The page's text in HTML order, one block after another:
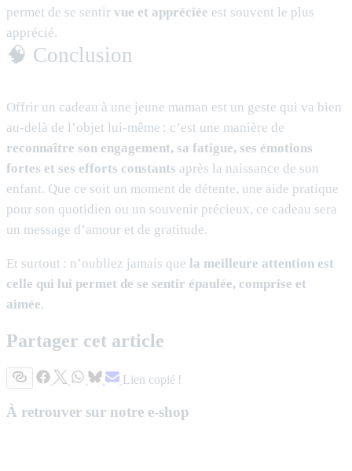
permet de se sentir vue et appréciée est souvent le plus
apprécié.
🧠 Conclusion
Offrir un cadeau à une jeune maman est un geste qui va bien
au-delà de l’objet lui-même : c’est une manière de
reconnaître son engagement, sa fatigue, ses émotions
fortes et ses efforts constants après la naissance de son
enfant. Que ce soit un moment de détente, une aide pratique
pour son quotidien ou un souvenir précieux, ce cadeau sera
un message d’amour et de gratitude.
Et surtout : n’oubliez jamais que la meilleure attention est
celle qui lui permet de se sentir épaulée, comprise et
aimée.
Partager cet article
Lien copié !
À retrouver sur notre e-shop